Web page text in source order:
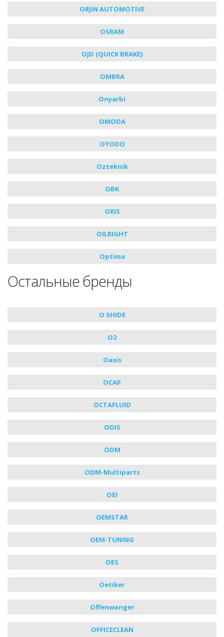
ORJIN AUTOMOTIVE
OSRAM
OJD (QUICK BRAKE)
OMBRA
Onyarbi
OMODA
OYODO
Ozteknik
OBK
ORIS
OILRIGHT
Optima
Остальные бренды
O SHIDE
O2
Oasis
OCAP
OCTAFLUID
ODIS
ODM
ODM-Multiparts
OEI
OEMSTAR
OEM-TUNING
OES
Oetiker
Offenwanger
OFFICECLEAN